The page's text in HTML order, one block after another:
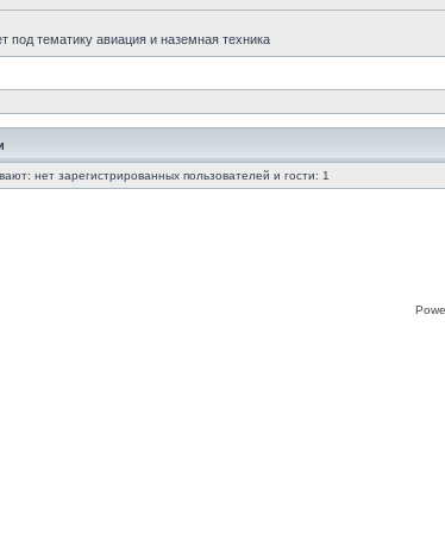
под тематику авиация и наземная техника
нет зарегистрированных пользователей и гости: 1